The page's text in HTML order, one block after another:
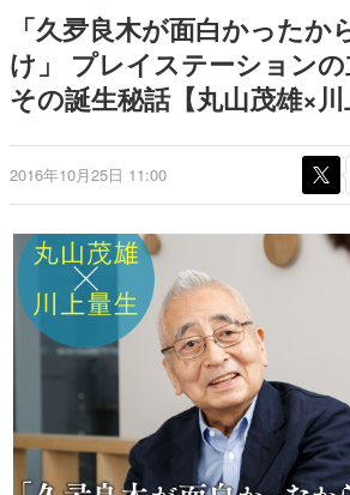
日本のコンテンツ産業やカルチ
画です。
日本モバイルゲーム産業史
日本のモバイルゲーム史における
ルを網羅するほか、開発者へのイ
若ゲのいたり〜ゲームクリ
『うつヌケ』『ペンと箸』等で
一先生によるゲーム業界レポー
なんでゲームは面白い？
ゲーム開発者・hamatsu氏がゲー
具体的な形から解き明かしていく
です。
ゲームが変えた日本語
「経験値」「裏技」「ラスボス
の起源や用法の変遷を、コンピ
イニーP氏が徹底調査。
カテゴリ
「久夛良木が面白かった
け」 プレイステーションの
その誕生秘話【丸山茂雄×川
2016年10月25日 11:00